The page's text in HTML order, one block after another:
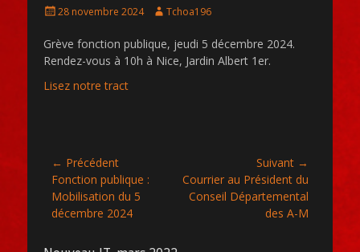
Posté28 novembre 2024 Auteur
Tchoa196
Grève fonction publique, jeudi 5 décembre 2024.
Rendez-vous à 10h à Nice, Jardin Albert 1er.
Lisez notre tract
Navigation
de
l’article
← Précédent
Article
précédent :
Fonction publique :
Mobilisation du 5
décembre 2024
Suivant →
Article
suivant :
Courrier au Président du
Conseil Départemental
des A-M